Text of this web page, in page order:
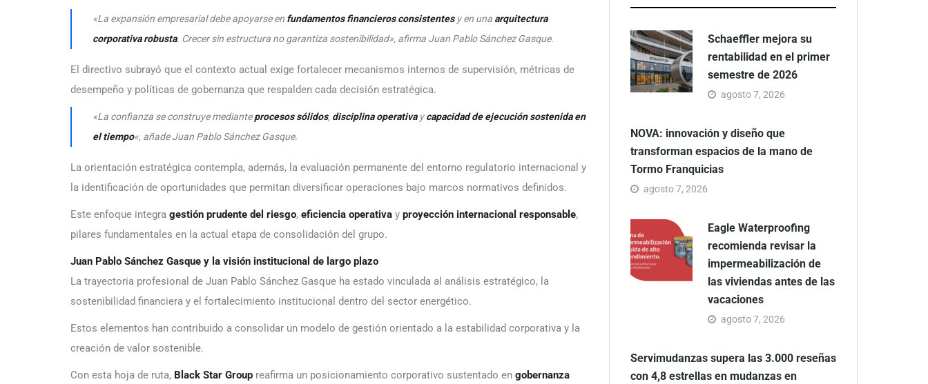
«La expansión empresarial debe apoyarse en fundamentos financieros consistentesy en una arquitectura
corporativa robusta. Crecer sin estructura no garantiza sostenibilidad», afirma Juan Pablo Sánchez Gasque.
El directivo subrayó que el contexto actual exige fortalecer mecanismos internos de supervisión, métricas de
desempeño y políticas de gobernanza que respalden cada decisión estratégica.
«La confianza se construye medianteprocesos sólidos, disciplina operativaycapacidad de ejecución sostenida en
el tiempo«, añade Juan Pablo Sánchez Gasque.
La orientación estratégica contempla, además, la evaluación permanente del entorno regulatorio internacional y
la identificación de oportunidades que permitan diversificar operaciones bajo marcos normativos definidos.
Este enfoque integra gestión prudente del riesgo, eficiencia operativa y proyección internacional responsable,
pilares fundamentales en la actual etapa de consolidación del grupo.
Juan Pablo Sánchez Gasque y la visión institucional de largo plazo
La trayectoria profesional de Juan Pablo Sánchez Gasque ha estado vinculada al análisis estratégico, la
sostenibilidad financiera y el fortalecimiento institucional dentro del sector energético.
Estos elementos han contribuido a consolidar un modelo de gestión orientado a la estabilidad corporativa y la
creación de valor sostenible.
Con esta hoja de ruta, Black Star Group reafirma un posicionamiento corporativo sustentado en gobernanza
Schaeffler mejora su
rentabilidad en el primer
semestre de 2026
agosto 7, 2026
NOVA: innovación y diseño que
transforman espacios de la mano de
Tormo Franquicias
agosto 7, 2026
Eagle Waterproofing
recomienda revisar la
impermeabilización de
las viviendas antes de las
vacaciones
agosto 7, 2026
Servimudanzas supera las 3.000 reseñas
con 4,8 estrellas en mudanzas en